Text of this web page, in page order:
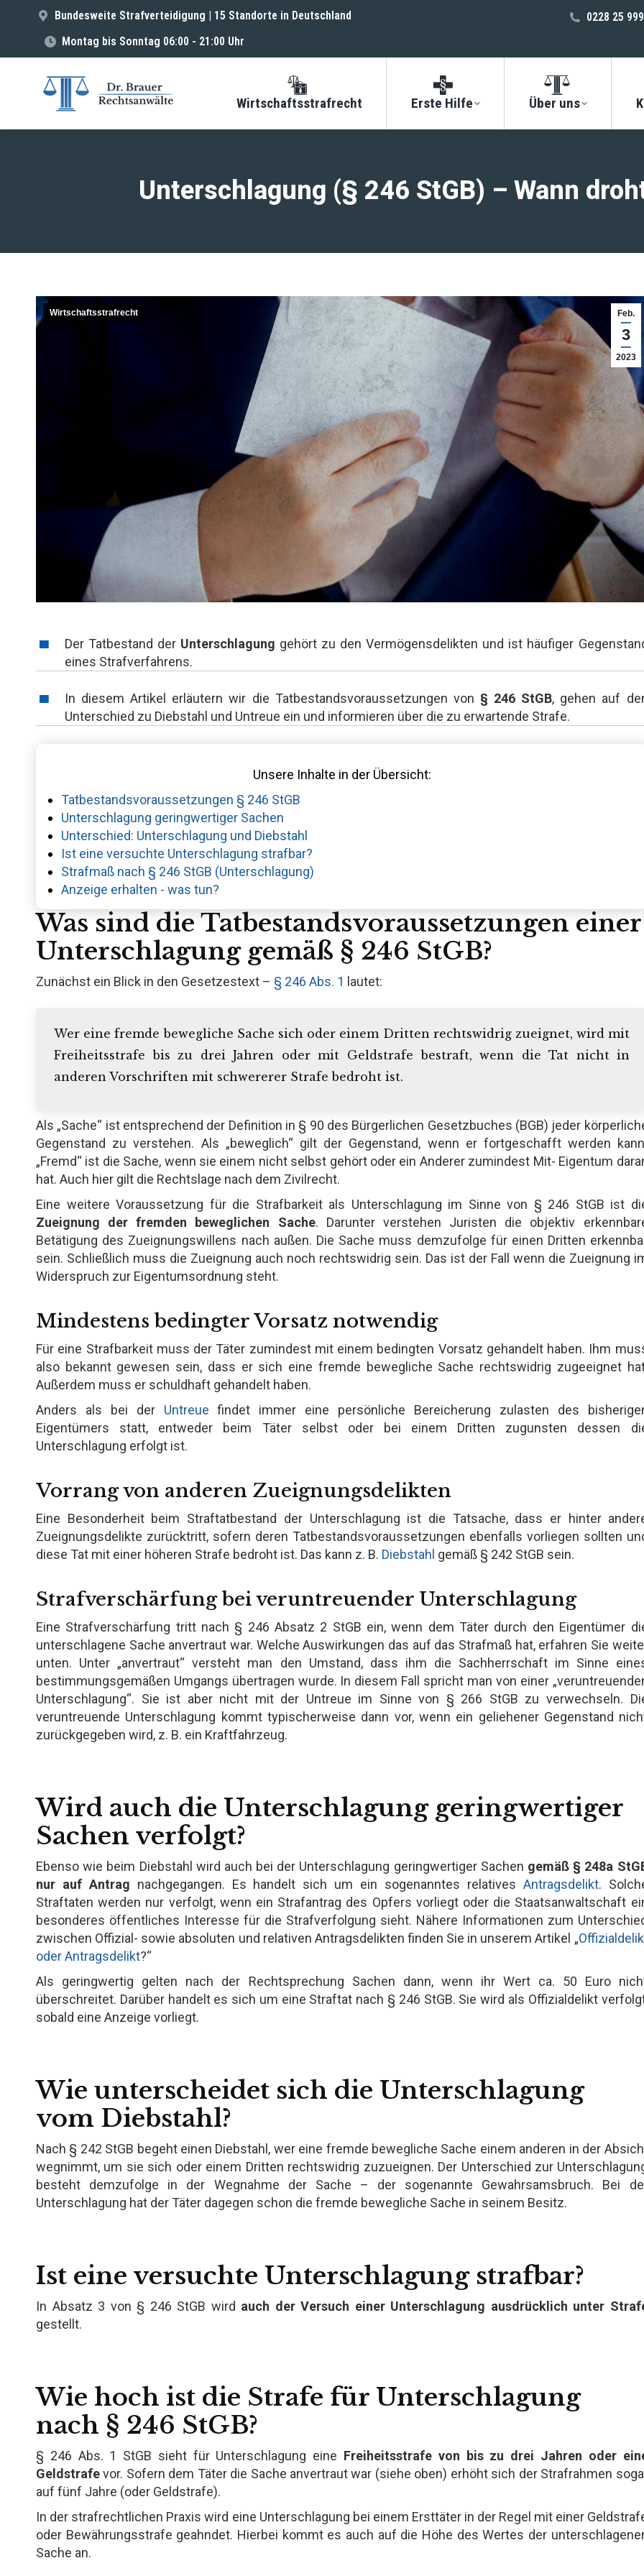
Bundesweite Strafverteidigung | 15 Standorte in Deutschland
Montag bis Sonntag 06:00 - 21:00 Uhr
0228 25
Wirtschaftsstrafrecht Erste Hilfe Über uns
Unterschlagung (§ 246 StGB) – Wann
Feb.
3
2023
Wirtschaftsstrafrecht
Der Tatbestand der Unterschlagung gehört zu den Vermögensdelikten und ist häufiger
eines Strafverfahrens.
In diesem Artikel erläutern wir die Tatbestandsvoraussetzungen von § 246 StGB, gehen auf
Unterschied zu Diebstahl und Untreue ein und informieren über die zu erwartende Strafe.
Unsere Inhalte in der Übersicht:
Tatbestandsvoraussetzungen § 246 StGB
Unterschlagung geringwertiger Sachen
Unterschied: Unterschlagung und Diebstahl
Ist eine versuchte Unterschlagung strafbar?
Strafmaß nach § 246 StGB (Unterschlagung)
Anzeige erhalten - was tun?
Was sind die Tatbestandsvoraussetzungen einer
Unterschlagung gemäß § 246 StGB?
Zunächst ein Blick in den Gesetzestext – § 246 Abs. 1 lautet:
Wer eine fremde bewegliche Sache sich oder einem Dritten rechtswidrig zueignet, wird mit
Freiheitsstrafe bis zu drei Jahren oder mit Geldstrafe bestraft, wenn die Tat nicht in
anderen Vorschriften mit schwererer Strafe bedroht ist.
Als „Sache“ ist entsprechend der Definition in § 90 des Bürgerlichen Gesetzbuches (BGB) jeder
Gegenstand zu verstehen. Als „beweglich“ gilt der Gegenstand, wenn er fortgeschafft werden
„Fremd“ ist die Sache, wenn sie einem nicht selbst gehört oder ein Anderer zumindest Mit- Eigentum
hat. Auch hier gilt die Rechtslage nach dem Zivilrecht.
Eine weitere Voraussetzung für die Strafbarkeit als Unterschlagung im Sinne von § 246 StGB ist
Zueignung der fremden beweglichen Sache. Darunter verstehen Juristen die objektiv
Betätigung des Zueignungswillens nach außen. Die Sache muss demzufolge für einen Dritten
sein. Schließlich muss die Zueignung auch noch rechtswidrig sein. Das ist der Fall wenn die Zueignung
Widerspruch zur Eigentumsordnung steht.
Mindestens bedingter Vorsatz notwendig
Für eine Strafbarkeit muss der Täter zumindest mit einem bedingten Vorsatz gehandelt haben. Ihm
also bekannt gewesen sein, dass er sich eine fremde bewegliche Sache rechtswidrig zugeeignet
Außerdem muss er schuldhaft gehandelt haben.
Anders als bei der Untreue findet immer eine persönliche Bereicherung zulasten des
Eigentümers statt, entweder beim Täter selbst oder bei einem Dritten zugunsten dessen
Unterschlagung erfolgt ist.
Vorrang von anderen Zueignungsdelikten
Eine Besonderheit beim Straftatbestand der Unterschlagung ist die Tatsache, dass er hinter
Zueignungsdelikte zurücktritt, sofern deren Tatbestandsvoraussetzungen ebenfalls vorliegen sollten
diese Tat mit einer höheren Strafe bedroht ist. Das kann z. B. Diebstahl gemäß § 242 StGB sein.
Strafverschärfung bei veruntreuender Unterschlagung
Eine Strafverschärfung tritt nach § 246 Absatz 2 StGB ein, wenn dem Täter durch den Eigentümer
unterschlagene Sache anvertraut war. Welche Auswirkungen das auf das Strafmaß hat, erfahren Sie
unten. Unter „anvertraut“ versteht man den Umstand, dass ihm die Sachherrschaft im Sinne
bestimmungsgemäßen Umgangs übertragen wurde. In diesem Fall spricht man von einer
Unterschlagung“. Sie ist aber nicht mit der Untreue im Sinne von § 266 StGB zu verwechseln.
veruntreuende Unterschlagung kommt typischerweise dann vor, wenn ein geliehener Gegenstand
zurückgegeben wird, z. B. ein Kraftfahrzeug.
Wird auch die Unterschlagung geringwertiger
Sachen verfolgt?
Ebenso wie beim Diebstahl wird auch bei der Unterschlagung geringwertiger Sachen gemäß § 248a
nur auf Antrag nachgegangen. Es handelt sich um ein sogenanntes relatives Antragsdelikt.
Straftaten werden nur verfolgt, wenn ein Strafantrag des Opfers vorliegt oder die Staatsanwaltschaft
besonderes öffentliches Interesse für die Strafverfolgung sieht. Nähere Informationen zum
zwischen Offizial- sowie absoluten und relativen Antragsdelikten finden Sie in unserem Artikel „
oder Antragsdelikt?“
Als geringwertig gelten nach der Rechtsprechung Sachen dann, wenn ihr Wert ca. 50 Euro
überschreitet. Darüber handelt es sich um eine Straftat nach § 246 StGB. Sie wird als Offizialdelikt
sobald eine Anzeige vorliegt.
Wie unterscheidet sich die Unterschlagung
vom Diebstahl?
Nach § 242 StGB begeht einen Diebstahl, wer eine fremde bewegliche Sache einem anderen in der
wegnimmt, um sie sich oder einem Dritten rechtswidrig zuzueignen. Der Unterschied zur
besteht demzufolge in der Wegnahme der Sache – der sogenannte Gewahrsamsbruch. Bei
Unterschlagung hat der Täter dagegen schon die fremde bewegliche Sache in seinem Besitz.
Ist eine versuchte Unterschlagung strafbar?
In Absatz 3 von § 246 StGB wird auch der Versuch einer Unterschlagung ausdrücklich unter
gestellt.
Wie hoch ist die Strafe für Unterschlagung
nach § 246 StGB?
§ 246 Abs. 1 StGB sieht für Unterschlagung eine Freiheitsstrafe von bis zu drei Jahren oder
Geldstrafevor. Sofern dem Täter die Sache anvertraut war (siehe oben) erhöht sich der Strafrahmen
auf fünf Jahre (oder Geldstrafe).
In der strafrechtlichen Praxis wird eine Unterschlagung bei einem Ersttäter in der Regel mit einer
oder Bewährungsstrafe geahndet. Hierbei kommt es auch auf die Höhe des Wertes der
Sache an.